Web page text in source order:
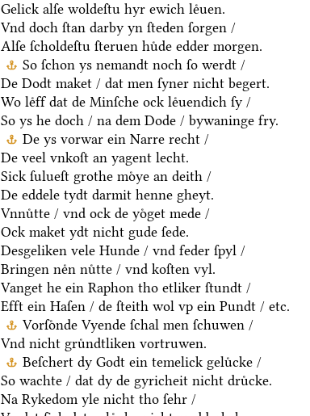
Gelick alſe woldeſtu hyr ewich leͤuen.
Vnd doch ſtan darby yn ſteden ſorgen /
Alſe ſcholdeſtu ſteruen huͤde edder morgen.
So ſchon ys nemandt noch ſo werdt /
De Dodt maket / dat men ſyner nicht begert.
Wo leͤff dat de Minſche ock leͤuendich ſy /
So ys he doch / na dem Dode / bywaninge fry.
De ys vorwar ein Narre recht /
De veel vnkoſt an yagent lecht.
Sick ſulueſt grothe moͤye an deith /
De eddele tydt darmit henne gheyt.
Vnnuͤtte / vnd ock de yoͤget mede /
Ock maket ydt nicht gude ſede.
Desgeliken vele Hunde / vnd feder ſpyl /
Bringen neͤn nuͤtte / vnd koſten vyl.
Vanget he ein Raphon tho etliker ſtundt /
Efft ein Haſen / de ſteith wol vp ein Pundt / etc.
Vorſoͤnde Vyende ſchal men ſchuwen /
Vnd nicht gruͤndtliken vortruwen.
Beſchert dy Godt ein temelick geluͤcke /
So wachte / dat dy de gyricheit nicht druͤcke.
Na Rykedom yle nicht tho ſehr /